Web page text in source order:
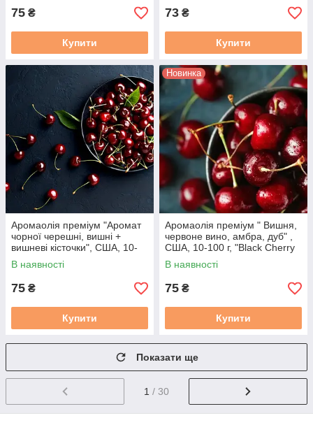
75 ₴
Купити
73 ₴
Купити
Аромаолія преміум "Аромат
чорної черешні, вишні +
вишневі кісточки", США, 10-
100 г, "Black Cherry", Flaming
candle
В наявності
75 ₴
Купити
Новинка
Аромаолія преміум " Вишня,
червоне вино, амбра, дуб" ,
США, 10-100 г, "Black Cherry
Merlot". Candle Science
В наявності
75 ₴
Купити
Показати ще
1 / 30